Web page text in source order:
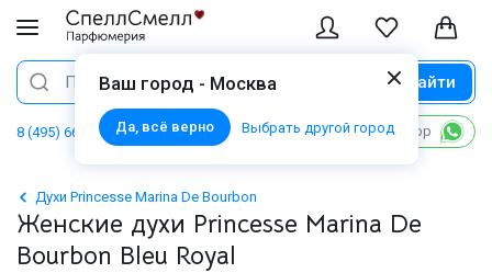
Ваш город - Москва
Да, всё верно Выбрать другой город
Поиск Найти
8 (495) 668 06 02 Написать в WhatsApp
Духи Princesse Marina De Bourbon
Женские духи Princesse Marina De
Bourbon Bleu Royal